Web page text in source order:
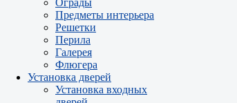
Ограды
Предметы интерьера
Решетки
Перила
Галерея
Флюгера
Установка дверей
Установка входных